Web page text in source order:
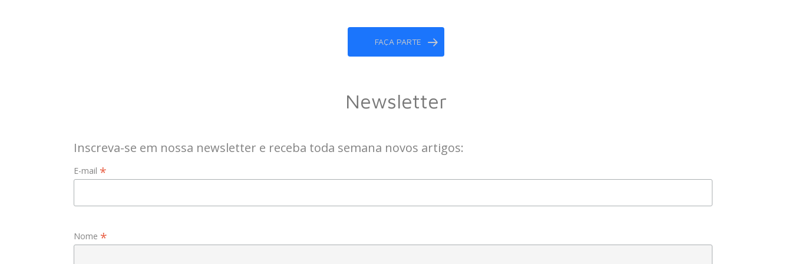
FAÇA PARTE
Newsletter
Inscreva-se em nossa newsletter e receba toda semana novos artigos:
E-mail *
Nome *